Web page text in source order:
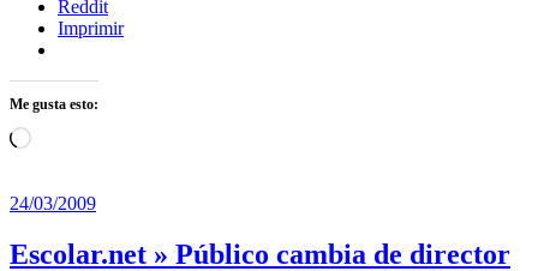
Reddit
Imprimir
Me gusta esto:
Cargando...
24/03/2009
Escolar.net » Público cambia de director